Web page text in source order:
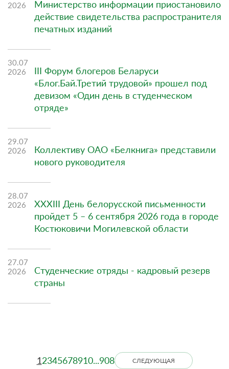
2026
Министерство информации приостановило
действие свидетельства распространителя
печатных изданий
30.07
2026
III Форум блогеров Беларуси
«Блог.Бай.Третий трудовой» прошел под
девизом «Один день в студенческом
отряде»
29.07
2026
Коллективу ОАО «Белкнига» представили
нового руководителя
28.07
2026
XXXIII День белорусской письменности
пройдет 5 – 6 сентября 2026 года в городе
Костюковичи Могилевской области
27.07
2026
Студенческие отряды - кадровый резерв
страны
12345678910...908 СЛЕДУЮЩАЯ